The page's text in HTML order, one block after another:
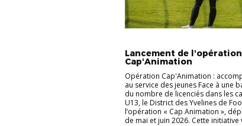
Lancement de l'opération
Cap'Animation
Opération Cap'Animation :
au service des jeunes Face à une
du nombre de licenciés dans les
U13, le District des Yvelines de
l’opération « Cap Animation »,
de mai et juin 2026. Cette initiative